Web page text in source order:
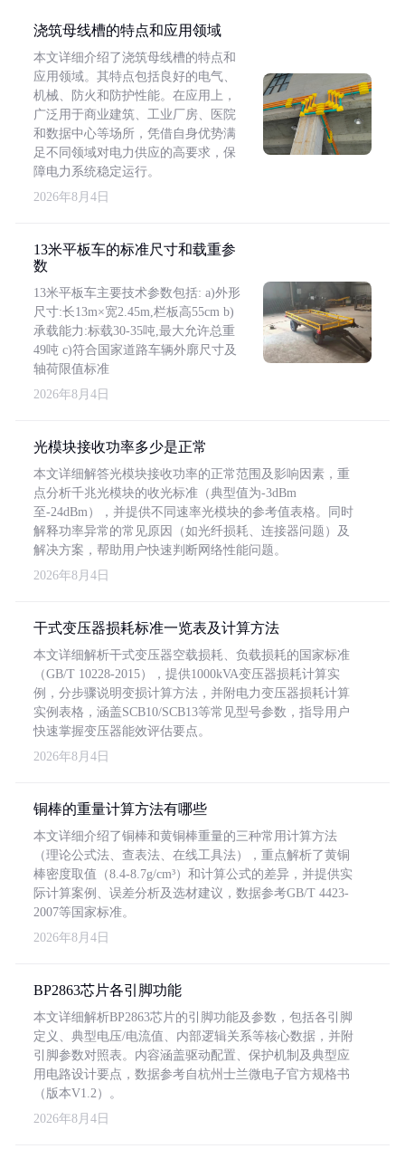
浇筑母线槽的特点和应用领域
本文详细介绍了浇筑母线槽的特点和
应用领域。其特点包括良好的电气、
机械、防火和防护性能。在应用上，
广泛用于商业建筑、工业厂房、医院
和数据中心等场所，凭借自身优势满
足不同领域对电力供应的高要求，保
障电力系统稳定运行。
2026年8月4日
13米平板车的标准尺寸和载重参
数
13米平板车主要技术参数包括: a)外形
尺寸:长13m×宽2.45m,栏板高55cm b)
承载能力:标载30-35吨,最大允许总重
49吨 c)符合国家道路车辆外廓尺寸及
轴荷限值标准
2026年8月4日
光模块接收功率多少是正常
本文详细解答光模块接收功率的正常范围及影响因素，重
点分析千兆光模块的收光标准（典型值为-3dBm
至-24dBm），并提供不同速率光模块的参考值表格。同时
解释功率异常的常见原因（如光纤损耗、连接器问题）及
解决方案，帮助用户快速判断网络性能问题。
2026年8月4日
干式变压器损耗标准一览表及计算方法
本文详细解析干式变压器空载损耗、负载损耗的国家标准
（GB/T 10228-2015），提供1000kVA变压器损耗计算实
例，分步骤说明变损计算方法，并附电力变压器损耗计算
实例表格，涵盖SCB10/SCB13等常见型号参数，指导用户
快速掌握变压器能效评估要点。
2026年8月4日
铜棒的重量计算方法有哪些
本文详细介绍了铜棒和黄铜棒重量的三种常用计算方法
（理论公式法、查表法、在线工具法），重点解析了黄铜
棒密度取值（8.4-8.7g/cm³）和计算公式的差异，并提供实
际计算案例、误差分析及选材建议，数据参考GB/T 4423-
2007等国家标准。
2026年8月4日
BP2863芯片各引脚功能
本文详细解析BP2863芯片的引脚功能及参数，包括各引脚
定义、典型电压/电流值、内部逻辑关系等核心数据，并附
引脚参数对照表。内容涵盖驱动配置、保护机制及典型应
用电路设计要点，数据参考自杭州士兰微电子官方规格书
（版本V1.2）。
2026年8月4日